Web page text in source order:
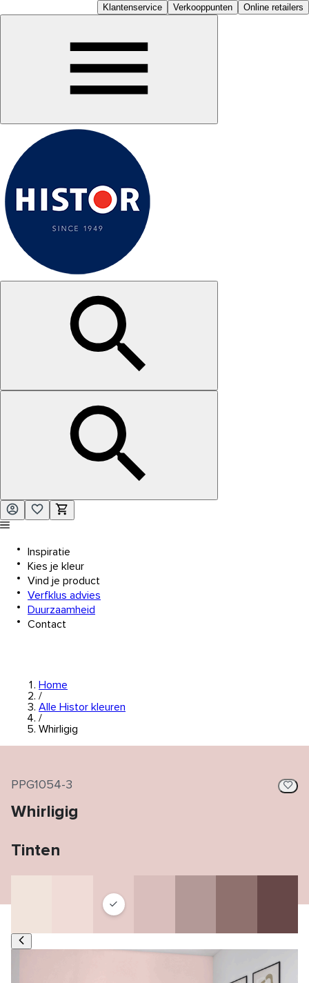
Klantenservice Verkooppunten Online retailers
Inspiratie
Kies je kleur
Vind je product
Verfklus advies
Duurzaamheid
Contact
Home
/
Alle Histor kleuren
/
Whirligig
PPG1054-3
Whirligig
Tinten